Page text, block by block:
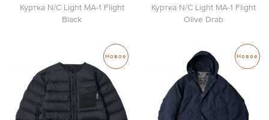
Куртка N/C Light MA-1 Flight
Black
Куртка N/C Light MA-1 Flight
Olive Drab
Новое Новое